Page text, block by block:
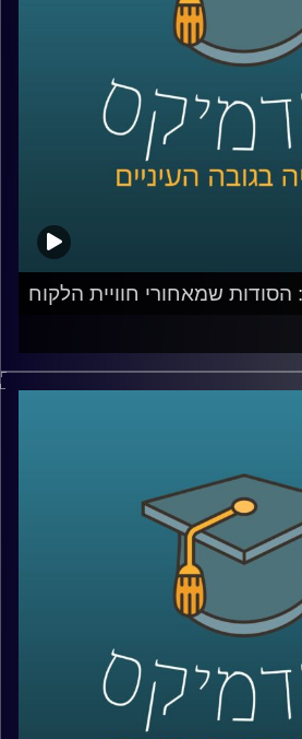
שמאחורי חוויית הלקוח
הכול בלחיצת כפתור, אוכל, בגדים,
לסוף השבוע. אבל כמה מאיתנו
ואיך משלבים בין טכנולוגיה,
הבנה של בני אדם?
איתי היום צביקה ביידא, לשעבר
חוויית לקוח טובה, איך
ואיך בינה מלאכותית הולכת
קונים, עובדים ומקבלים החלטות